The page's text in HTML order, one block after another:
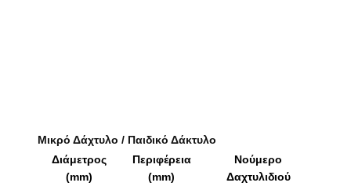
Μικρό Δάχτυλο / Παιδικό Δάκτυλο
Διάμετρος
(mm)
Περιφέρεια
(mm)
Νούμερο
Δαχτυλιδιού